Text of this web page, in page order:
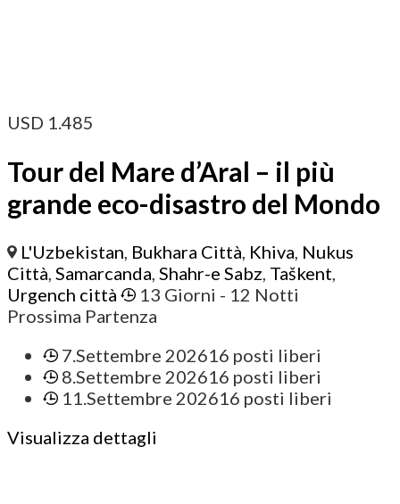
USD 1.485
Tour del Mare d’Aral – il più
grande eco-disastro del Mondo
L'Uzbekistan, Bukhara Città, Khiva, Nukus
Città, Samarcanda, Shahr-e Sabz, Taškent,
Urgench città
13 Giorni - 12 Notti
Prossima Partenza
7.Settembre 202616 posti liberi
8.Settembre 202616 posti liberi
11.Settembre 202616 posti liberi
Visualizza dettagli